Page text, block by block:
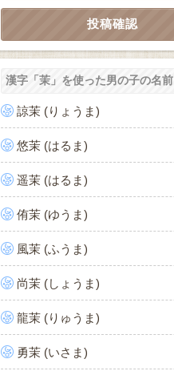
漢字「茉」を使った男の子の名前
諒茉 (りょうま)
悠茉 (はるま)
遥茉 (はるま)
侑茉 (ゆうま)
風茉 (ふうま)
尚茉 (しょうま)
龍茉 (りゅうま)
勇茉 (いさま)